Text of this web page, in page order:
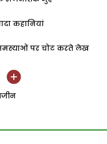
कहानियां
पर चोट करते लेख